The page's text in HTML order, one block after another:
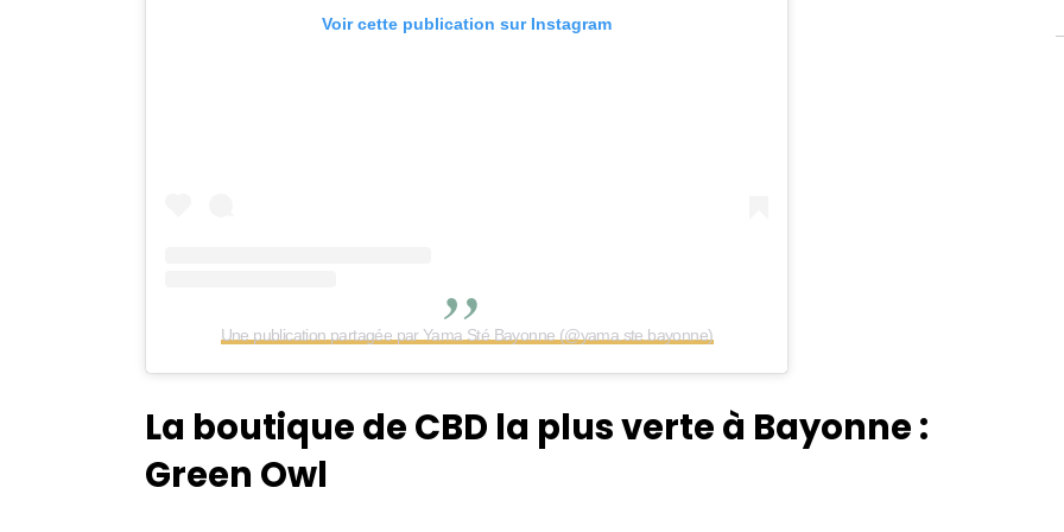
Voir cette publication sur Instagram
Une publication partagée par Yama Sté Bayonne (@yama.ste.bayonne)
La boutique de CBD la plus verte à Bayonne :
Green Owl